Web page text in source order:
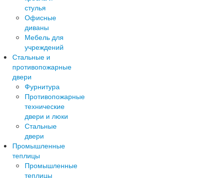
стулья
Офисные
диваны
Мебель для
учреждений
Стальные и
противопожарные
двери
Фурнитура
Противопожарные
технические
двери и люки
Стальные
двери
Промышленные
теплицы
Промышленные
теплицы